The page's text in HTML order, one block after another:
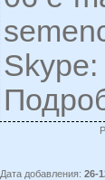
Дата добавления:26-